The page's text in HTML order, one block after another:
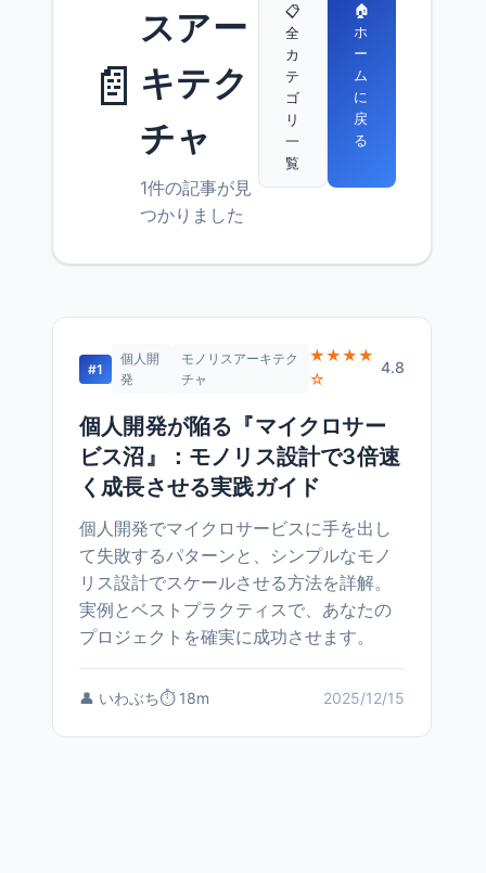
📄
スアー
キテク
チャ
1件の記事が見
つかりました
📋
全
カ
テ
ゴ
リ
一
覧
🏠
ホ
ー
ム
に
戻
る
#1
個人開
発
モノリスアーキテク
チャ
★★★★
☆
4.8
個人開発が陥る『マイクロサー
ビス沼』：モノリス設計で3倍速
く成長させる実践ガイド
個人開発でマイクロサービスに手を出し
て失敗するパターンと、シンプルなモノ
リス設計でスケールさせる方法を詳解。
実例とベストプラクティスで、あなたの
プロジェクトを確実に成功させます。
👤 いわぶち⏱️ 18m 2025/12/15